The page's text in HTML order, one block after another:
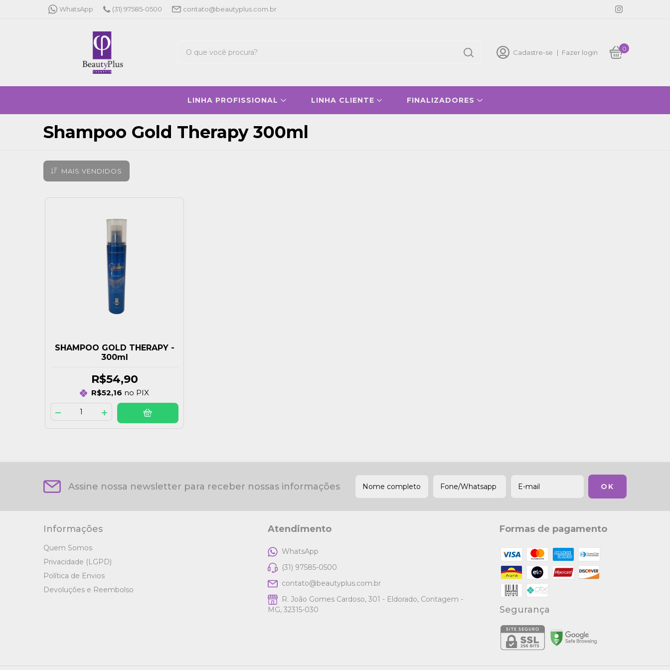
WhatsApp (31) 97585-0500 contato@beautyplus.com.br
Cadastre-se | Fazer login 0
LINHA PROFISSIONAL LINHA CLIENTE FINALIZADORES
Shampoo Gold Therapy 300ml
MAIS VENDIDOS
SHAMPOO GOLD THERAPY -
300ml
R$54,90
R$52,16 no PIX
Assine nossa newsletter para receber nossas informações
Informações
Quem Somos
Privacidade (LGPD)
Política de Envios
Devoluções e Reembolso
Atendimento
WhatsApp
(31) 97585-0500
contato@beautyplus.com.br
R. João Gomes Cardoso, 301 - Eldorado, Contagem -
MG, 32315-030
Formas de pagamento
Segurança